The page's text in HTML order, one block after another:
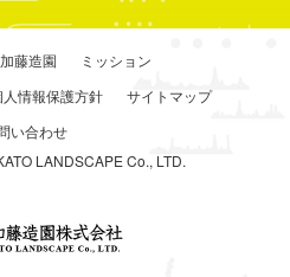
藤造園
ミッション
人情報保護方針
サイトマップ
い合わせ
LANDSCAPE Co., LTD.